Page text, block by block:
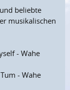
beliebte
musikalischen
- Wahe
- Wahe